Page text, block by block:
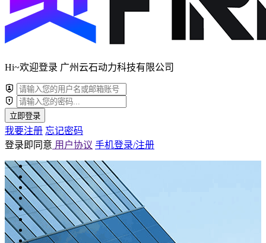
Hi~欢迎登录 广州云石动力科技有限公司
立即登录
我要注册 忘记密码
登录即同意 用户协议 手机登录/注册